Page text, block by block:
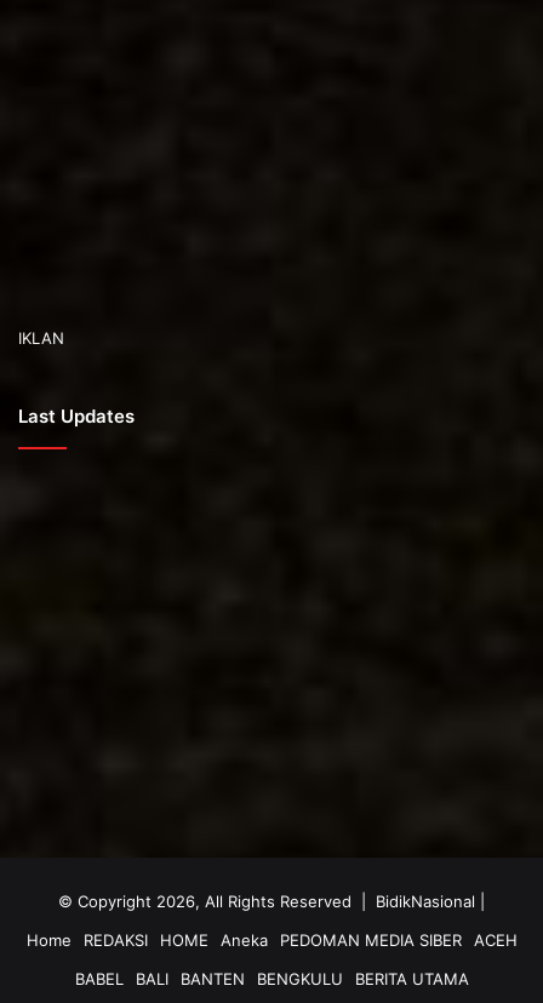
IKLAN
Last Updates
© Copyright 2026, All Rights Reserved | BidikNasional
Home
REDAKSI HOME Aneka PEDOMAN MEDIA SIBER
ACEH
BABEL
BALI BANTEN BENGKULU BERITA UTAMA